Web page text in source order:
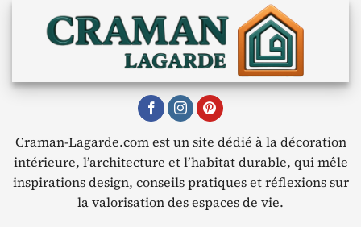
Craman-Lagarde.com est un site dédié à la décoration
intérieure, l’architecture et l’habitat durable, qui mêle
inspirations design, conseils pratiques et réflexions sur
la valorisation des espaces de vie.